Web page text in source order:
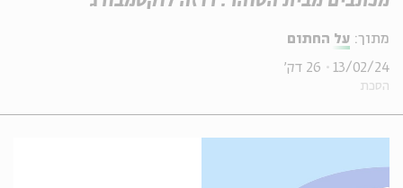
מתוך: על החתום
הסכת
13/02/24 26 דק'